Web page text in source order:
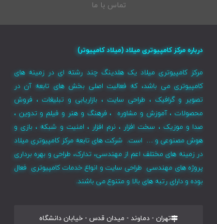
تماس با ما
درباره مرکز کامپیوتری میلاد (میلاد کامپیوتر)
مرکز کامپیوتری میلاد یک هلدینگ چند رشته ای در زمینه های
کامپیوتری می باشد، که فعالیت اصلی بخش های تابعه آن در
تصویر و گرافیک ، طراحی سایت ، بازاریابی و تبلیغات ، فروش
محصولات ، آموزش و مشاوره ، فرهنگ و هنر و فیلم و تدوین ،
صدا و موزیک ، سخت افزار ، نرم افزار ، امنیت و شبکه ، بازی و
هوش مصنوعی و … است. شرکت های تابعه مرکز کامپیوتری میلاد
در زمینه های مختلف اعم از مهندسی، تدارک، طراحی و بهره برداری
پروژه های مهندسی طراحی سایت و انواع خدمات کامپیوتری فعال
بوده و دارای رتبه های بالا و متنوع می باشند.
تهران - دماوند - میدان قدس - خیابان دانشگاه